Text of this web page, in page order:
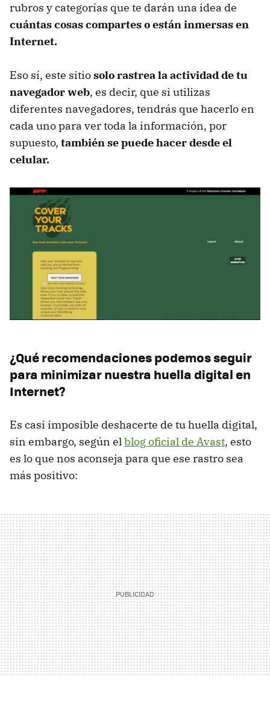
rubros y categorías que te darán una idea de
cuántas cosas compartes o están inmersas en
Internet.
Eso sí, este sitiosolo rastrea la actividad de tu
navegador web, es decir, que si utilizas
diferentes navegadores, tendrás que hacerlo en
cada uno para ver toda la información, por
supuesto, también se puede hacer desde el
celular.
¿Qué recomendaciones podemos seguir
para minimizar nuestra huella digital en
Internet?
Es casi imposible deshacerte de tu huella digital,
sin embargo, según elblog oficial de Avast, esto
es lo que nos aconseja para que ese rastro sea
más positivo: